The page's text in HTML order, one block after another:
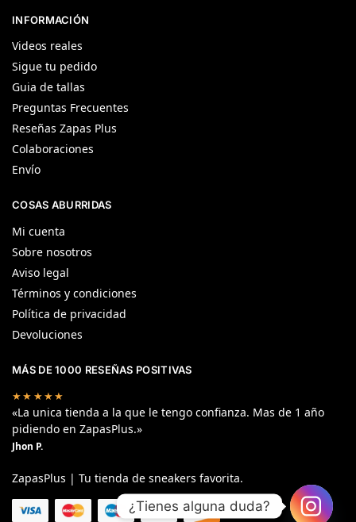
INFORMACIÓN
Videos reales
Sigue tu pedido
Guia de tallas
Preguntas Frecuentes
Reseñas Zapas Plus
Colaboraciones
Envío
COSAS ABURRIDAS
Mi cuenta
Sobre nosotros
Aviso legal
Términos y condiciones
Política de privacidad
Devoluciones
MÁS DE 1000 RESEÑAS POSITIVAS
★★★★★
«La unica tienda a la que le tengo confianza. Mas de 1 año
pidiendo en ZapasPlus.»
Jhon P.
ZapasPlus | Tu tienda de sneakers favorita.
¿Tienes alguna duda?